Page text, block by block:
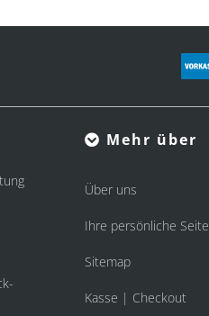
Mehr über
Über uns
Ihre persönliche Seite
Sitemap
Kasse | Checkout